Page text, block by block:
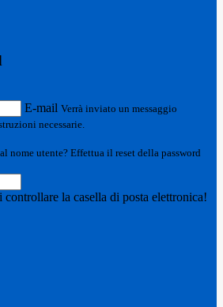
E-mail Verrà inviato un messaggio
necessarie.
nome utente? Effettua il reset della password
la casella di posta elettronica!